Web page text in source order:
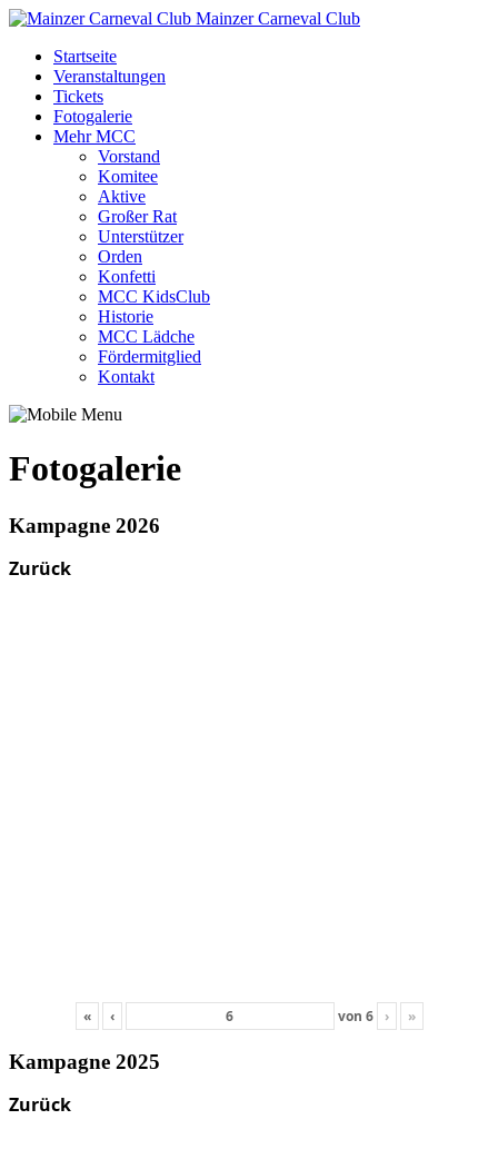
Mainzer Carneval Club
Startseite
Veranstaltungen
Tickets
Fotogalerie
Mehr MCC
Vorstand
Komitee
Aktive
Großer Rat
Unterstützer
Orden
Konfetti
MCC KidsClub
Historie
MCC Lädche
Fördermitglied
Kontakt
Fotogalerie
Kampagne 2026
Zurück
« ‹ von 6 › »
Kampagne 2025
Zurück